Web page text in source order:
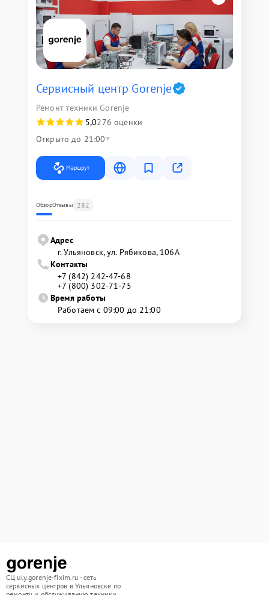
Сервисный центр Gorenje
Ремонт техники Gorenje
5,0276 оценки
Открыто до 21:00
Маршрут
ОбзорОтзывы 282
Адрес
г. Ульяновск, ул. Рябикова, 106А
Контакты
+7 (842) 242-47-68
+7 (800) 302-71-75
Время работы
Работаем с 09:00 до 21:00
СЦ uly.gorenje-fixim.ru - сеть
сервисных центров в Ульяновске по